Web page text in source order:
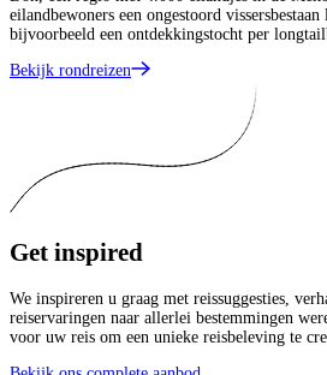
eilandbewoners een ongestoord
bijvoorbeeld een ontdekkingstocht per
Bekijk rondreizen
Get inspired
We inspireren u graag met reissuggesties,
reiservaringen naar allerlei bestemmingen
voor uw reis om een unieke reisbeleving te